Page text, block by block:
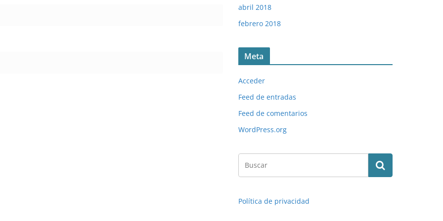
abril 2018
febrero 2018
Meta
Acceder
Feed de entradas
Feed de comentarios
WordPress.org
Política de privacidad